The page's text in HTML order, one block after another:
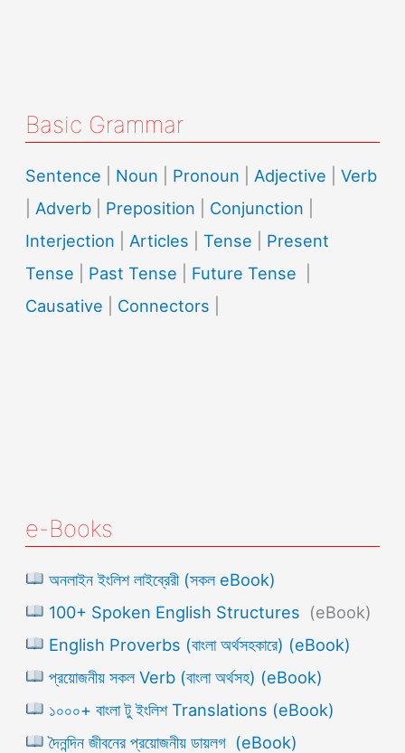
Basic Grammar
Sentence Noun Pronoun Adjective |Verb
Adverb Preposition Conjunction
Interjection
Articles |Tense
Present
Tense
Past Tense Future Tense
Causative
Connectors
e-Books
অনলাইন ইংলিশ লাইব্রেরী (সকল eBook)
100+ Spoken English Structures (eBook)
English Proverbs (বাংলা অর্থসহকারে) (eBook)
প্রয়োজনীয় সকল Verb (বাংলা অর্থসহ) (eBook)
১০০০+ বাংলা টু ইংলিশ Translations (eBook)
দৈনন্দিন জীবনের প্রয়োজনীয় ডায়লগ (eBook)